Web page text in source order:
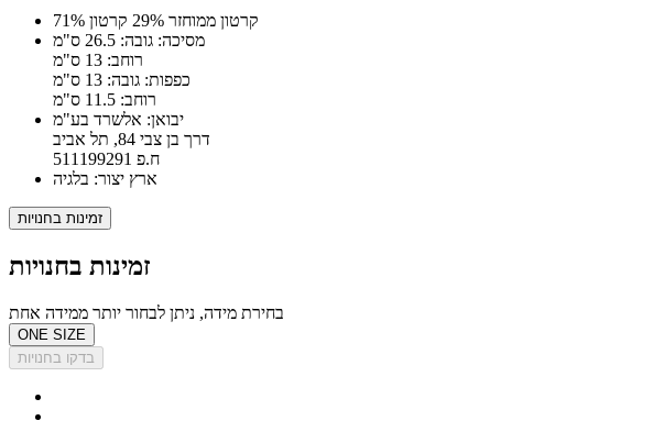
71% קרטון ממוחזר 29% קרטון
מסיכה: גובה: 26.5 ס"מ
רוחב: 13 ס"מ
כפפות: גובה: 13 ס"מ
רוחב: 11.5 ס"מ
יבואן: אלשרד בע"מ
דרך בן צבי 84, תל אביב
ח.פ 511199291
ארץ יצור: בלגיה
זמינות בחנויות
זמינות בחנויות
בחירת מידה, ניתן לבחור יותר ממידה אחת
ONE SIZE
בדקו בחנויות